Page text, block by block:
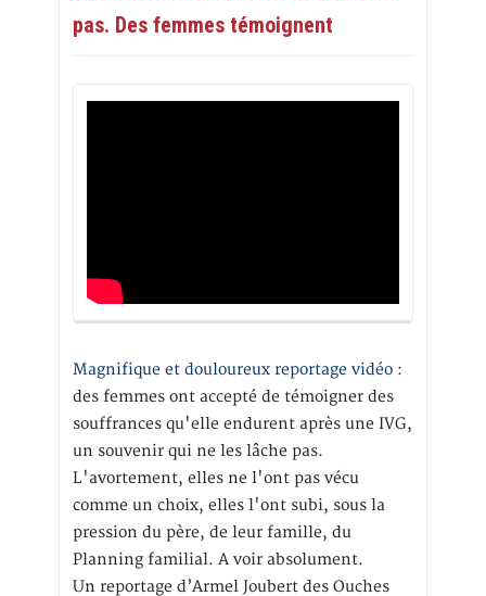
pas. Des femmes témoignent
Magnifique et douloureux reportage vidéo :
des femmes ont accepté de témoigner des
souffrances qu'elle endurent après une IVG,
un souvenir qui ne les lâche pas.
L'avortement, elles ne l'ont pas vécu
comme un choix, elles l'ont subi, sous la
pression du père, de leur famille, du
Planning familial. A voir absolument.
Un reportage d’Armel Joubert des Ouches